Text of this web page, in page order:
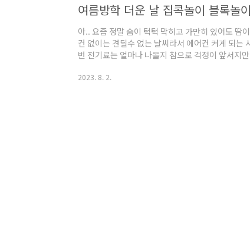
여름방학 더운 날 집콕놀이 블록놀이
아.. 요즘 정말 숨이 턱턱 막히고 가만히 있어도 땀
컨 없이는 견딜수 없는 날씨라서 에어컨 켜게 되는
번 전기료는 얼마나 나올지 참으로 걱정이 앞서지
번 고민이지만 둘째는 오늘도 블록놀이를 해요~
2023. 8. 2.